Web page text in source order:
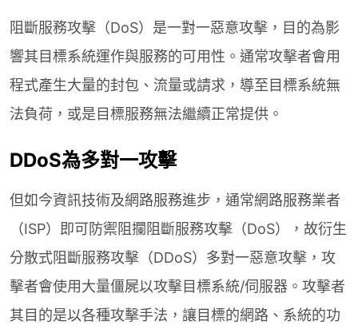
網站加速指南
WAF 規則實戰攻略
Ａ級資安監控
CH EN
阻斷服務攻擊（DoS）是一對一惡意攻擊，目的為影
響其目標系統運作與服務的可用性。通常攻擊者會用
程式產生大量的封包、流量或請求，導至目標系統無
法負荷，或是目標服務無法繼續正常提供。
DDoS為多對一攻擊
但如今資訊技術及網路服務進步，通常網路服務業者
（ISP）即可防禦阻攔阻斷服務攻擊（DoS），故衍生
分散式阻斷服務攻擊（DDoS）多對一惡意攻擊，攻
擊者會使用大量僵屍以攻擊目標系統/伺服器。攻擊者
其目的是以各種攻擊手法，讓目標的網路、系統的功